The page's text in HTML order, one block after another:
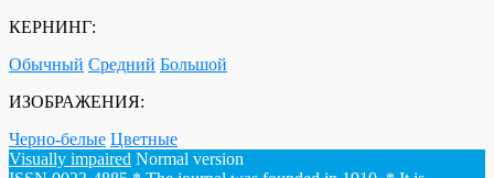
КЕРНИНГ:
Обычный Средний Большой
ИЗОБРАЖЕНИЯ:
Черно-белые Цветные
Visually impaired Normal version